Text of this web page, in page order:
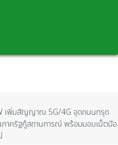
เพิ่มสัญญาณ 5G/4G จุดถนนทรุด
าครัฐกู้สถานการณ์ พร้อมมอบเน็ตมือ